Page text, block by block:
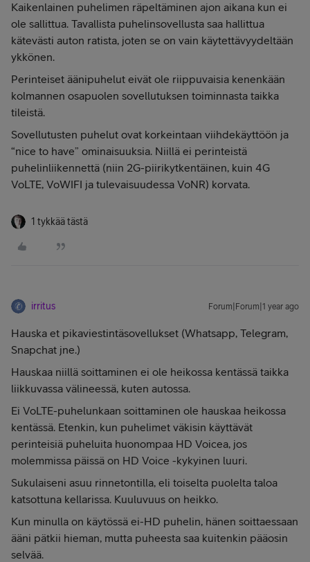
Kaikenlainen puhelimen räpeltäminen ajon aikana kun ei
ole sallittua. Tavallista puhelinsovellusta saa hallittua
kätevästi auton ratista, joten se on vain käytettävyydeltään
ykkönen.
Perinteiset äänipuhelut eivät ole riippuvaisia kenenkään
kolmannen osapuolen sovellutuksen toiminnasta taikka
tileistä.
Sovellutusten puhelut ovat korkeintaan viihdekäyttöön ja
“nice to have” ominaisuuksia. Niillä ei perinteistä
puhelinliikennettä (niin 2G-piirikytkentäinen, kuin 4G
VoLTE, VoWIFI ja tulevaisuudessa VoNR) korvata.
1 tykkää tästä
irritus Forum|Forum|1 year ago
Hauska et pikaviestintäsovellukset (Whatsapp, Telegram,
Snapchat jne.)
Hauskaa niillä soittaminen ei ole heikossa kentässä taikka
liikkuvassa välineessä, kuten autossa.
Ei VoLTE-puhelunkaan soittaminen ole hauskaa heikossa
kentässä. Etenkin, kun puhelimet väkisin käyttävät
perinteisiä puheluita huonompaa HD Voicea, jos
molemmissa päissä on HD Voice -kykyinen luuri.
Sukulaiseni asuu rinnetontilla, eli toiselta puolelta taloa
katsottuna kellarissa. Kuuluvuus on heikko.
Kun minulla on käytössä ei-HD puhelin, hänen soittaessaan
ääni pätkii hieman, mutta puheesta saa kuitenkin pääosin
selvää.